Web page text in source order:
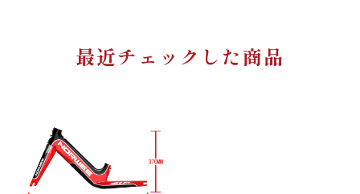
最近チェックした商品